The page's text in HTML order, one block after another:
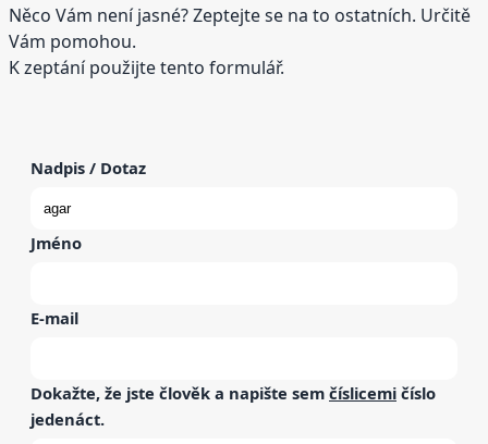
Něco Vám není jasné? Zeptejte se na to ostatních. Určitě
Vám pomohou.
K zeptání použijte tento formulář.
Nadpis / Dotaz
Jméno
E-mail
Dokažte, že jste člověk a napište sem číslicemi číslo
jedenáct.